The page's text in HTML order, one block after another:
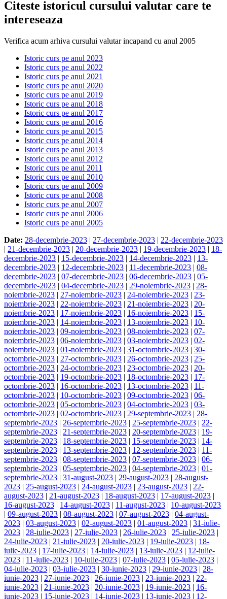
Citeste istoricul cursului valutar care te
intereseaza
Verifica acum arhiva cursului valutar incapand cu anul 2005
Istoric curs pe anul 2023
Istoric curs pe anul 2022
Istoric curs pe anul 2021
Istoric curs pe anul 2020
Istoric curs pe anul 2019
Istoric curs pe anul 2018
Istoric curs pe anul 2017
Istoric curs pe anul 2016
Istoric curs pe anul 2015
Istoric curs pe anul 2014
Istoric curs pe anul 2013
Istoric curs pe anul 2012
Istoric curs pe anul 2011
Istoric curs pe anul 2010
Istoric curs pe anul 2009
Istoric curs pe anul 2008
Istoric curs pe anul 2007
Istoric curs pe anul 2006
Istoric curs pe anul 2005
Date: 28-decembrie-2023 | 27-decembrie-2023 | 22-decembrie-2023
| 21-decembrie-2023 | 20-decembrie-2023 | 19-decembrie-2023 | 18-
decembrie-2023 | 15-decembrie-2023 | 14-decembrie-2023 | 13-
decembrie-2023 | 12-decembrie-2023 | 11-decembrie-2023 | 08-
decembrie-2023 | 07-decembrie-2023 | 06-decembrie-2023 | 05-
decembrie-2023 | 04-decembrie-2023 | 29-noiembrie-2023 | 28-
noiembrie-2023 | 27-noiembrie-2023 | 24-noiembrie-2023 | 23-
noiembrie-2023 | 22-noiembrie-2023 | 21-noiembrie-2023 | 20-
noiembrie-2023 | 17-noiembrie-2023 | 16-noiembrie-2023 | 15-
noiembrie-2023 | 14-noiembrie-2023 | 13-noiembrie-2023 | 10-
noiembrie-2023 | 09-noiembrie-2023 | 08-noiembrie-2023 | 07-
noiembrie-2023 | 06-noiembrie-2023 | 03-noiembrie-2023 | 02-
noiembrie-2023 | 01-noiembrie-2023 | 31-octombrie-2023 | 30-
octombrie-2023 | 27-octombrie-2023 | 26-octombrie-2023 | 25-
octombrie-2023 | 24-octombrie-2023 | 23-octombrie-2023 | 20-
octombrie-2023 | 19-octombrie-2023 | 18-octombrie-2023 | 17-
octombrie-2023 | 16-octombrie-2023 | 13-octombrie-2023 | 11-
octombrie-2023 | 10-octombrie-2023 | 09-octombrie-2023 | 06-
octombrie-2023 | 05-octombrie-2023 | 04-octombrie-2023 | 03-
octombrie-2023 | 02-octombrie-2023 | 29-septembrie-2023 | 28-
septembrie-2023 | 26-septembrie-2023 | 25-septembrie-2023 | 22-
septembrie-2023 | 21-septembrie-2023 | 20-septembrie-2023 | 19-
septembrie-2023 | 18-septembrie-2023 | 15-septembrie-2023 | 14-
septembrie-2023 | 13-septembrie-2023 | 12-septembrie-2023 | 11-
septembrie-2023 | 08-septembrie-2023 | 07-septembrie-2023 | 06-
septembrie-2023 | 05-septembrie-2023 | 04-septembrie-2023 | 01-
septembrie-2023 | 31-august-2023 | 29-august-2023 | 28-august-
2023 | 25-august-2023 | 24-august-2023 | 23-august-2023 | 22-
august-2023 | 21-august-2023 | 18-august-2023 | 17-august-2023 |
16-august-2023 | 14-august-2023 | 11-august-2023 | 10-august-2023
| 09-august-2023 | 08-august-2023 | 07-august-2023 | 04-august-
2023 | 03-august-2023 | 02-august-2023 | 01-august-2023 | 31-iulie-
2023 | 28-iulie-2023 | 27-iulie-2023 | 26-iulie-2023 | 25-iulie-2023 |
24-iulie-2023 | 21-iulie-2023 | 20-iulie-2023 | 19-iulie-2023 | 18-
iulie-2023 | 17-iulie-2023 | 14-iulie-2023 | 13-iulie-2023 | 12-iulie-
2023 | 11-iulie-2023 | 10-iulie-2023 | 07-iulie-2023 | 05-iulie-2023 |
04-iulie-2023 | 03-iulie-2023 | 30-iunie-2023 | 29-iunie-2023 | 28-
iunie-2023 | 27-iunie-2023 | 26-iunie-2023 | 23-iunie-2023 | 22-
iunie-2023 | 21-iunie-2023 | 20-iunie-2023 | 19-iunie-2023 | 16-
iunie-2023 | 15-iunie-2023 | 14-iunie-2023 | 13-iunie-2023 | 12-